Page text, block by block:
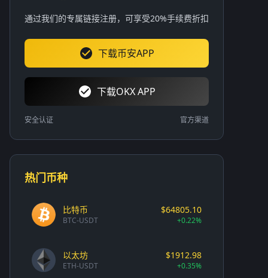
通过我们的专属链接注册，可享受20%手续费折扣
下载币安APP
下载OKX APP
安全认证 官方渠道
热门币种
比特币
BTC-USDT
$64805.10
+0.22%
以太坊
ETH-USDT
$1912.98
+0.35%